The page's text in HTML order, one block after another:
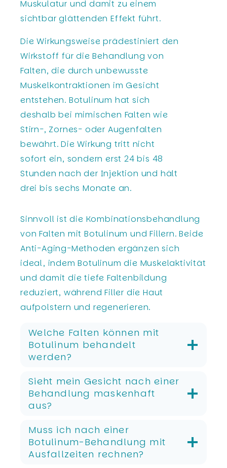
Muskulatur und damit zu einem
sichtbar glättenden Effekt führt.
Die Wirkungsweise prädestiniert den
Wirkstoff für die Behandlung von
Falten, die durch unbewusste
Muskelkontraktionen im Gesicht
entstehen. Botulinum hat sich
deshalb bei mimischen Falten wie
Stirn-, Zornes- oder Augenfalten
bewährt. Die Wirkung tritt nicht
sofort ein, sondern erst 24 bis 48
Stunden nach der Injektion und hält
drei bis sechs Monate an.
Sinnvoll ist die Kombinationsbehandlung
von Falten mit Botulinum und Fillern. Beide
Anti-Aging-Methoden ergänzen sich
ideal, indem Botulinum die Muskelaktivität
und damit die tiefe Faltenbildung
reduziert, während Filler die Haut
aufpolstern und regenerieren.
Welche Falten können mit
Botulinum behandelt
werden?
Sieht mein Gesicht nach einer
Behandlung maskenhaft
aus?
Muss ich nach einer
Botulinum-Behandlung mit
Ausfallzeiten rechnen?